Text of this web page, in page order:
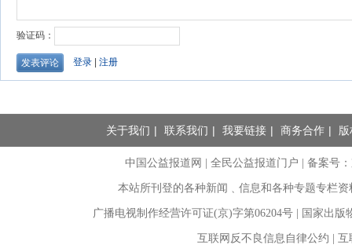
关于我们 | 联系我们 | 我要链接 | 商务合作 |
中国公益报道网 | 全民公益报道门户 |备案号
本站所刊登的各种新闻﹑信息和各种专题专栏
广播电视制作经营许可证(京)字第06204号 | 国家出
互联网反不良信息自律公约 |